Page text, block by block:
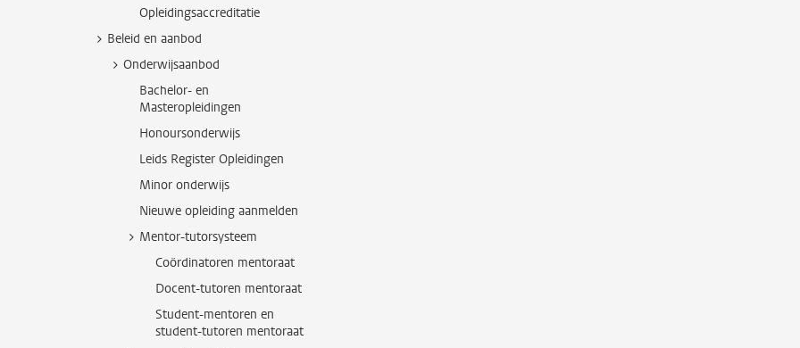
Opleidingsaccreditatie
Beleid en aanbod
Onderwijsaanbod
Bachelor- en
Masteropleidingen
Honoursonderwijs
Leids Register Opleidingen
Minor onderwijs
Nieuwe opleiding aanmelden
Mentor-tutorsysteem
Coördinatoren mentoraat
Docent-tutoren mentoraat
Student-mentoren en
student-tutoren mentoraat